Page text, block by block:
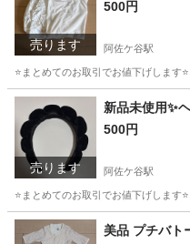
売ります
500円
阿佐ケ谷駅
⭐️まとめてのお取引でお値下げします
東京 杉並区 阿佐ケ谷駅
売ります
新品未使用✨
500円
阿佐ケ谷駅
⭐️まとめてのお取引でお値下げします
東京 杉並区 阿佐ケ谷駅
美品 プチバト